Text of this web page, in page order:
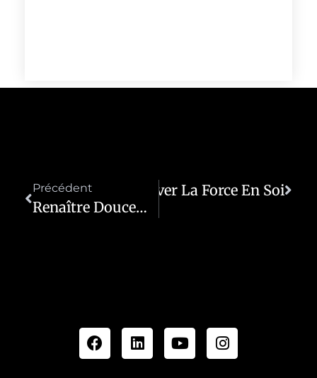
Précédent
Renaître Doucement : Quand La Fatigue Devient Une Force
Douceur : Retrouver La Force En Soi